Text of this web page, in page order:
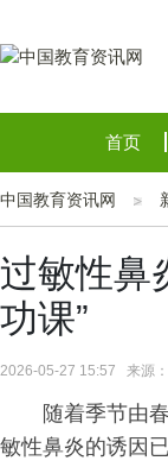
首页
中国教育资讯网
过敏性鼻
功课”
2026-05-27 15:57 来源：
随着季节由
敏性鼻炎的诱因